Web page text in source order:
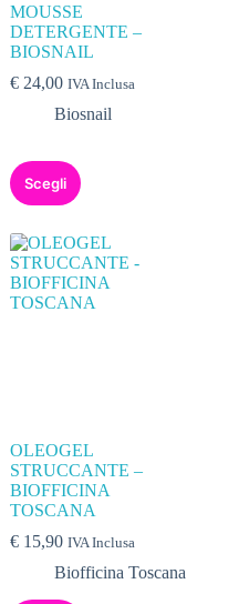
MOUSSE
DETERGENTE –
BIOSNAIL
€ 24,00 IVA Inclusa
Biosnail
Scegli
OLEOGEL
STRUCCANTE –
BIOFFICINA
TOSCANA
€ 15,90 IVA Inclusa
Biofficina Toscana